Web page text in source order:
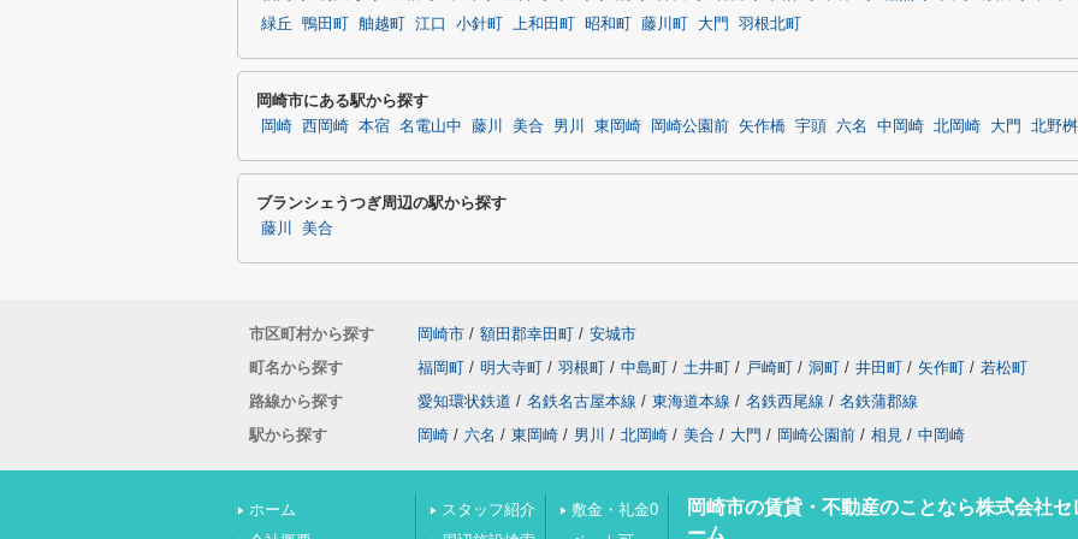
緑丘
鴨田町 舳越町 江口 小針町 上和田町 昭和町 藤川町 大門 羽根北町
岡崎市にある駅から探す
岡崎 西岡崎 本宿 名電山中 藤川 美合 男川 東岡崎 岡崎公園前 矢作橋 宇頭 六名 中岡崎 北岡崎 大門 北野
ブランシェうつぎ周辺の駅から探す
藤川 美合
市区町村から探す 岡崎市 / 額田郡幸田町 / 安城市
町名から探す
福岡町 / 明大寺町 / 羽根町 / 中島町 / 土井町 / 戸崎町 / 洞町 / 井田町 / 矢作町 / 若松町
路線から探す
愛知環状鉄道 / 名鉄名古屋本線 / 東海道本線 / 名鉄西尾線 / 名鉄蒲郡線
駅から探す
岡崎 / 六名 / 東岡崎 / 男川 / 北岡崎 / 美合 / 大門 / 岡崎公園前 / 相見 / 中岡崎
ホーム
スタッフ紹介
敷金・礼金0
岡崎市の賃貸・不動産のことなら株式会社セ
ーム